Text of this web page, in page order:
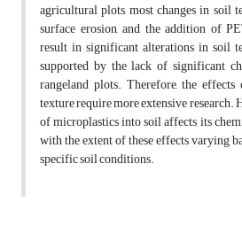
agricultural plots, most changes in soil
surface erosion, and the addition of
result in significant alterations in soil
supported by the lack of significant
rangeland plots. Therefore, the
texture require more extensive
of microplastics into soil affects its
with the extent of these effects varying
specific soil conditions.